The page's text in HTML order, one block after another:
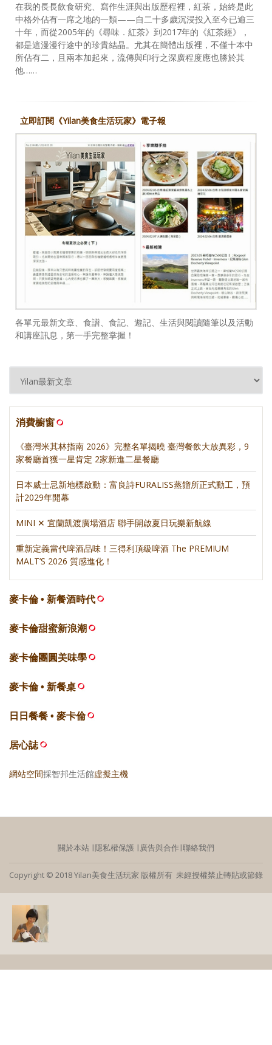
在我的長長飲食研究、寫作生涯與出版歷程裡，紅茶，始終是此
中格外佔有一席之地的一類——自二十多歲沉浸投入至今已逾三
十年，而從2005年的《尋味．紅茶》到2017年的《紅茶經》，
都是這漫漫行途中的珍貴結晶。尤其在簡體出版裡，不僅十本中
所佔有二，且兩本加起來，流傳與印行之深廣程度應也勝於其
他……
立即訂閱《Yilan美食生活玩家》電子報
各單元最新文章、食譜、食記、遊記、生活與閱讀隨筆以及活動
和講座訊息，第一手完整掌握！
消費櫥窗
《臺灣米其林指南 2026》完整名單揭曉 臺灣餐飲大放異彩，9
家餐廳首獲一星肯定 2家新進二星餐廳
日本威士忌新地標啟動：富良詩FURALISS蒸餾所正式動工，預
計2029年開幕
MINI ✕ 宜蘭凱渡廣場酒店 聯手開啟夏日玩樂新航線
重新定義當代啤酒品味！三得利頂級啤酒 The PREMIUM
MALT’S 2026 質感進化！
麥卡倫 • 新餐酒時代
麥卡倫甜蜜新浪潮
麥卡倫團圓美味學
麥卡倫 • 新餐桌
日日餐餐 • 麥卡倫
居心誌
網站空間採智邦生活館虛擬主機
關於本站 ∣隱私權保護 ∣ 廣告與合作∣聯絡我們
Copyright © 2018 Yilan美食生活玩家 版權所有 未經授權禁止轉貼或節錄